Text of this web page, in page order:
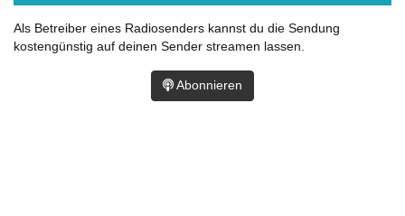
Als Betreiber eines Radiosenders kannst du die Sendung
kostengünstig auf deinen Sender streamen lassen.
Abonnieren